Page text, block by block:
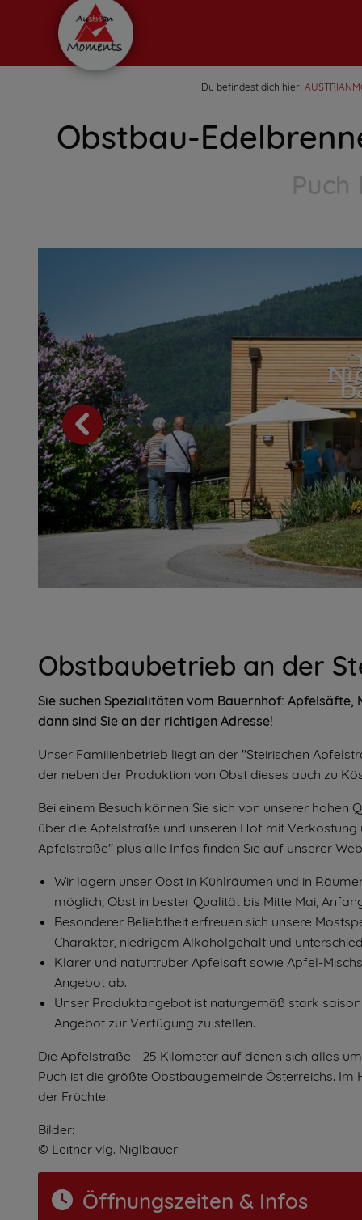
Du befindest dich hier:
Obstbau-
Obstbaubetrieb an der
Sie suchen Spezialitäten vom Bauernhof:
dann sind Sie an der richtigen Adresse!
Unser Familienbetrieb liegt an der "Steirischen
der neben der Produktion von Obst dieses auch zu
Bei einem Besuch können Sie sich von unserer
über die Apfelstraße und unseren Hof mit Verkostung
Apfelstraße" plus alle Infos finden Sie auf unserer
Wir lagern unser Obst in Kühlräumen und in
möglich, Obst in bester Qualität bis Mitte Mai,
Besonderer Beliebtheit erfreuen sich unsere
Charakter, niedrigem Alkoholgehalt und
Klarer und naturtrüber Apfelsaft sowie Apfel-
Angebot ab.
Unser Produktangebot ist naturgemäß stark
Angebot zur Verfügung zu stellen.
Die Apfelstraße - 25 Kilometer auf denen sich alles
Puch ist die größte Obstbaugemeinde Österreichs.
der Früchte!
Bilder:
© Leitner vlg. Niglbauer
Öffnungszeiten & Infos